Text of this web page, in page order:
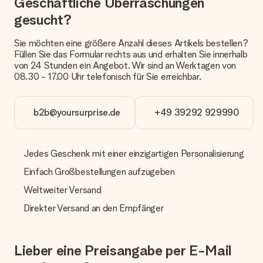
Wird mein Geschenk in Geschenkpapier geliefert?
Derzeit bieten wir (noch) keinen Einpackservice. Aber unsere
Geschenke werden in einer fröhlichen Versandverpackung
geliefert. Somit ist dein Geschenk automatisch zum
Verschenken bereit oder kann sofort an den Empfänger
geschickt werden.
Lieferzeit, Lieferoptionen und Versandkosten
Kann ich ein Lieferdatum wählen?
Geschenk zu einem Wunschtermin liefern zu lassen.
Wie lange dauert die Lieferzeit und wann werde ich mein
Geschenk erhalten?
Die aktuelle Lieferzeit steht jeweils auf der Produktseite bei
dem Geschenk vermeldet. Du kannst darauf vertrauen, dass
erfolgt.
Derzeit können wir (noch) keine verschiedenen Lieferoptionen
anbieten. Das Geschenk, das bestellt wird, wird als Paket oder
gesucht?
Sie möchten eine größere Anzahl dieses Artikels bestellen?
Füllen Sie das Formular rechts aus und erhalten Sie innerhalb
von 24 Stunden ein Angebot. Wir sind an Werktagen von
08.30 - 17.00 Uhr telefonisch für Sie erreichbar.
b2b@yoursurprise.de +49 39292 929990
Jedes Geschenk mit einer einzigartigen Personalisierung
Einfach Großbestellungen aufzugeben
Weltweiter Versand
Direkter Versand an den Empfänger
Lieber eine Preisangabe per E-Mail